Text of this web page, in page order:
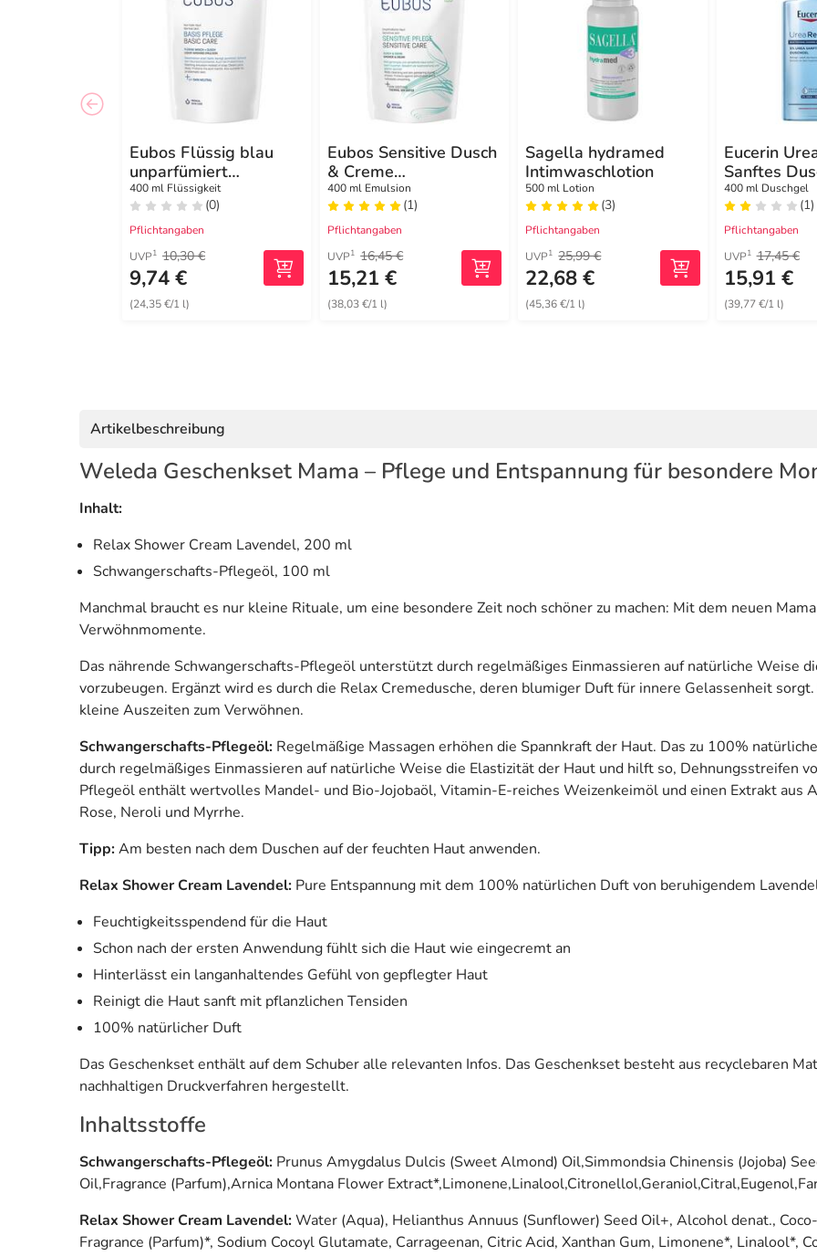
Eubos Flüssig blau
unparfümiert
Nachfüllbeutel
400 ml Flüssigkeit
(0)
Pflichtangaben
UVP1 10,30 €
9,74 €
(24,35 €/1 l)
Eubos Sensitive Dusch
& Creme
Nachfüllbeutel
400 ml Emulsion
(1)
Pflichtangaben
UVP1 16,45 €
15,21 €
(38,03 €/1 l)
Sagella hydramed
Intimwaschlotion
500 ml Lotion
(3)
Pflichtangaben
UVP1 25,99 €
22,68 €
(45,36 €/1 l)
Eucerin
Sanftes
400 ml Duschgel
(1)
Pflichtangaben
UVP1 17,45 €
15,91 €
(39,77 €/1 l)
Artikelbeschreibung
Weleda Geschenkset Mama – Pflege und Entspannung für besondere
Inhalt:
Relax Shower Cream Lavendel, 200 ml
Schwangerschafts-Pflegeöl, 100 ml
Manchmal braucht es nur kleine Rituale, um eine besondere Zeit noch schöner zu machen: Mit dem neuen
Verwöhnmomente.
Das nährende Schwangerschafts-Pflegeöl unterstützt durch regelmäßiges Einmassieren auf natürliche Weise
vorzubeugen. Ergänzt wird es durch die Relax Cremedusche, deren blumiger Duft für innere Gelassenheit
kleine Auszeiten zum Verwöhnen.
Schwangerschafts-Pflegeöl: Regelmäßige Massagen erhöhen die Spannkraft der Haut. Das zu 100%
durch regelmäßiges Einmassieren auf natürliche Weise die Elastizität der Haut und hilft so, Dehnungsstreifen
Pflegeöl enthält wertvolles Mandel- und Bio-Jojobaöl, Vitamin-E-reiches Weizenkeimöl und einen Extrakt aus
Rose, Neroli und Myrrhe.
Tipp:Am besten nach dem Duschen auf der feuchten Haut anwenden.
Relax Shower Cream Lavendel: Pure Entspannung mit dem 100% natürlichen Duft von beruhigendem
Feuchtigkeitsspendend für die Haut
Schon nach der ersten Anwendung fühlt sich die Haut wie eingecremt an
Hinterlässt ein langanhaltendes Gefühl von gepflegter Haut
Reinigt die Haut sanft mit pflanzlichen Tensiden
100% natürlicher Duft
Das Geschenkset enthält auf dem Schuber alle relevanten Infos. Das Geschenkset besteht aus recyclebaren
nachhaltigen Druckverfahren hergestellt.
Inhaltsstoffe
Schwangerschafts-Pflegeöl: Prunus Amygdalus Dulcis (Sweet Almond) Oil,Simmondsia Chinensis (Jojoba)
Oil,Fragrance (Parfum),Arnica Montana Flower
Relax Shower Cream Lavendel:Water (Aqua), Helianthus Annuus (Sunflower) Seed Oil+, Alcohol denat.,
Fragrance (Parfum)*, Sodium Cocoyl Glutamate, Carrageenan, Citric Acid, Xanthan Gum, Limonene*, Linalool*,